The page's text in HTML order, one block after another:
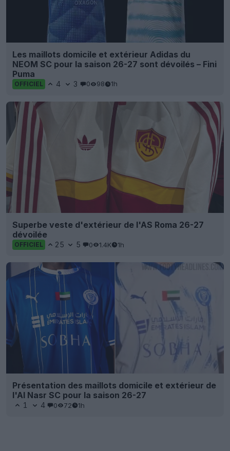
Les maillots domicile et extérieur Adidas du
NEOM SC pour la saison 26-27 sont dévoilés – Fini
Puma
OFFICIEL 4 3 0 98 1h
Superbe veste d'extérieur de l'AS Roma 26-27
dévoilée
OFFICIEL 25 5 0 1.4K 1h
Présentation des maillots domicile et extérieur de
l'Al Nasr SC pour la saison 26-27
1 4 0 72 1h